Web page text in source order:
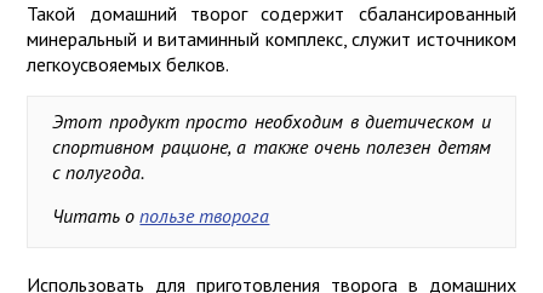
СЫРА
Такой домашний творог содержит сбалансированный
минеральный и витаминный комплекс, служит источником
легкоусвояемых белков.
Этот продукт просто необходим в диетическом и
спортивном рационе, а также очень полезен детям
с полугода.
Читать опользе творога
Использовать для приготовления творога в домашних